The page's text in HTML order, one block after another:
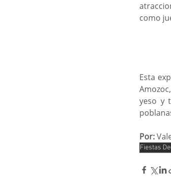
como
Esta
yeso y
Por:
Fiestas